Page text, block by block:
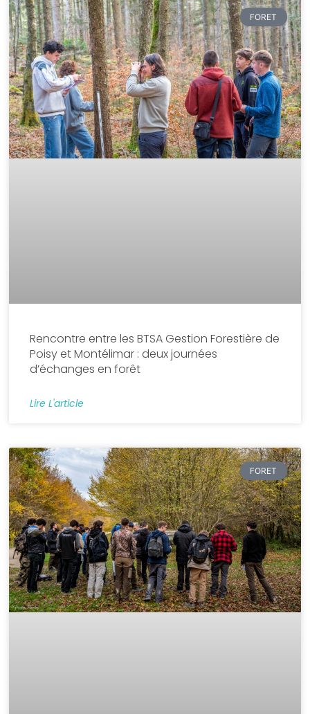
FORET
Rencontre entre les BTSA Gestion Forestière de
Poisy et Montélimar : deux journées
d’échanges en forêt
Lire L'article
FORET